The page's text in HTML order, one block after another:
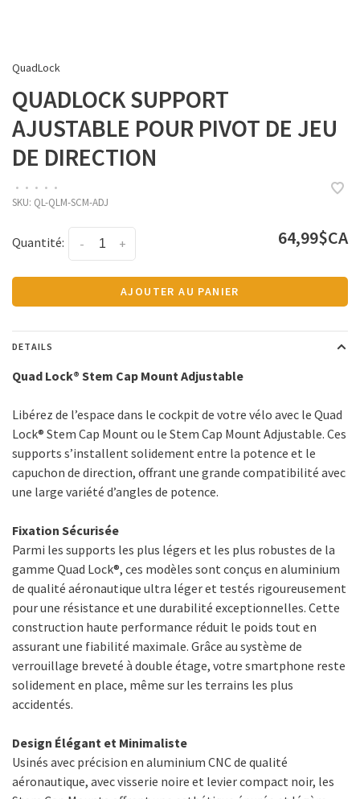
QuadLock
QUADLOCK SUPPORT
AJUSTABLE POUR PIVOT DE JEU
DE DIRECTION
• • • • •
SKU: QL-QLM-SCM-ADJ
Quantité: +
- 64,99$CA
AJOUTER AU PANIER
DETAILS
Quad Lock® Stem Cap Mount Adjustable
Libérez de l’espace dans le cockpit de votre vélo avec le Quad
Lock® Stem Cap Mount ou le Stem Cap Mount Adjustable. Ces
supports s’installent solidement entre la potence et le
capuchon de direction, offrant une grande compatibilité avec
une large variété d’angles de potence.
Fixation Sécurisée
Parmi les supports les plus légers et les plus robustes de la
gamme Quad Lock®, ces modèles sont conçus en aluminium
de qualité aéronautique ultra léger et testés rigoureusement
pour une résistance et une durabilité exceptionnelles. Cette
construction haute performance réduit le poids tout en
assurant une fiabilité maximale. Grâce au système de
verrouillage breveté à double étage, votre smartphone reste
solidement en place, même sur les terrains les plus
accidentés.
Design Élégant et Minimaliste
Usinés avec précision en aluminium CNC de qualité
aéronautique, avec visserie noire et levier compact noir, les